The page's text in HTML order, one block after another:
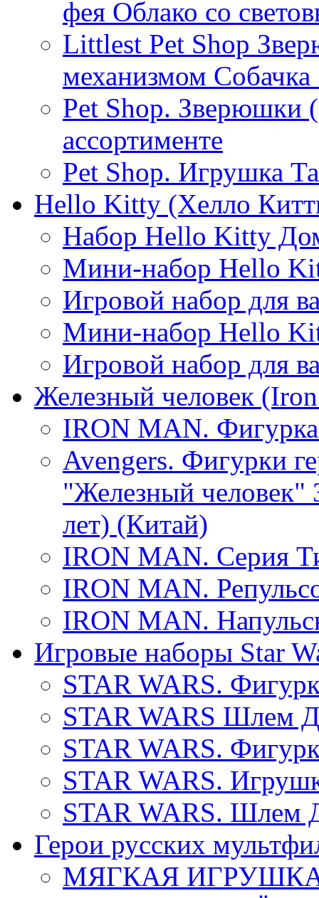
фея Облако со
Littlest Pet Shop
механизмом
Pet Shop. Зверюшки
ассортименте
Pet Shop. Игрушка
Hello Kitty (Хелло
Набор Hello Kitty
Мини-набор Hello
Игровой набор для
Мини-набор Hello
Игровой набор для
Железный человек
IRON MAN.
Avengers. Фигурки
"Железный человек"
лет) (Китай)
IRON MAN. Серия
IRON MAN.
IRON MAN.
Игровые наборы Star
STAR WARS.
STAR WARS Шлем
STAR WARS.
STAR WARS.
STAR WARS. Шлем
Герои русских
МЯГКАЯ